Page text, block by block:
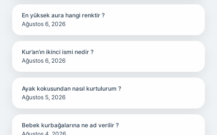
En yüksek aura hangi renktir ?
Ağustos 6, 2026
Kur’an’ın ikinci ismi nedir ?
Ağustos 6, 2026
Ayak kokusundan nasıl kurtulurum ?
Ağustos 5, 2026
Bebek kurbağalarına ne ad verilir ?